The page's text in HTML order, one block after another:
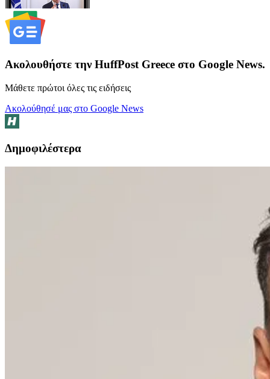
Ακολουθήστε την HuffPost Greece στο Google News.
Μάθετε πρώτοι όλες τις ειδήσεις
Ακολούθησέ μας στο Google News
Δημοφιλέστερα